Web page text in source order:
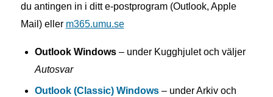
du antingen in i ditt e-postprogram (Outlook, Apple
Mail) eller m365.umu.se
Outlook Windows– under Kugghjuletoch väljer
Autosvar
Outlook (Classic) Windows– underArkivoch